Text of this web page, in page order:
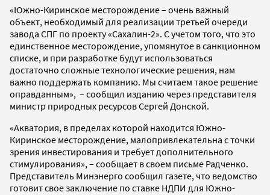
«Южно-Киринское месторождение – очень важный
объект, необходимый для реализации третьей очереди
завода СПГ по проекту «Сахалин-2». С учетом того, что это
единственное месторождение, упомянутое в санкционном
списке, и при разработке будут использоваться
достаточно сложные технологические решения, нам
важно поддержать компанию. Мы считаем такое решение
оправданным», – сообщил изданию через представителя
министр природных ресурсов Сергей Донской.
«Акватория, в пределах которой находится Южно-
Киринское месторождение, малопривлекательна с точки
зрения инвестирования и требует дополнительного
стимулирования», – сообщает в своем письме Радченко.
Представитель Минэнерго сообщил газете, что ведомство
готовит свое заключение по ставке НДПИ для Южно-